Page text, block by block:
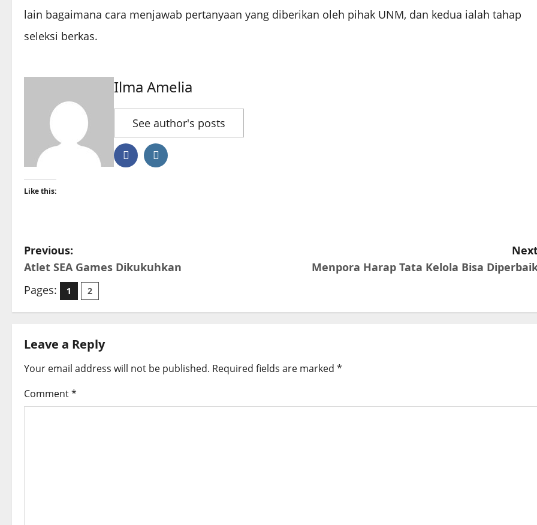
lain bagaimana cara menjawab pertanyaan yang diberikan oleh pihak UNM, dan kedua ialah tahap
seleksi berkas.
Ilma Amelia
See author's posts
Like this:
P
o
n
a
v
Previous:
Atlet SEA Games Dikukuhkan
Menpora Harap Tata Kelola Bisa
Pages:
1 2
Leave a Reply
Your email address will not be published. Required fields are marked *
Comment*